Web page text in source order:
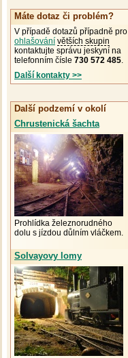
Máte dotaz či problém?
V případě dotazů případně pro
ohlašování větších skupin
kontaktujte správu jeskyní na
telefonním čísle 730 572 485
Další kontakty >>
Další podzemí v okolí
Chrustenická šachta
Prohlídka železnorudného
dolu s jízdou důlním vláčkem.
Solvayovy lomy